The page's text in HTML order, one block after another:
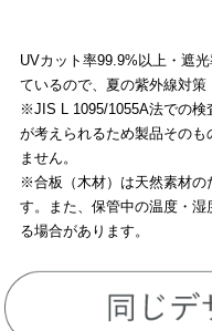
UVカット率99.9%以上・遮
ているので、夏の紫外線対策
※JIS L 1095/1055A法での検
が考えられるため製品その
ません。
※合板（木材）は天然素材の
す。また、保管中の温度・
る場合があります。